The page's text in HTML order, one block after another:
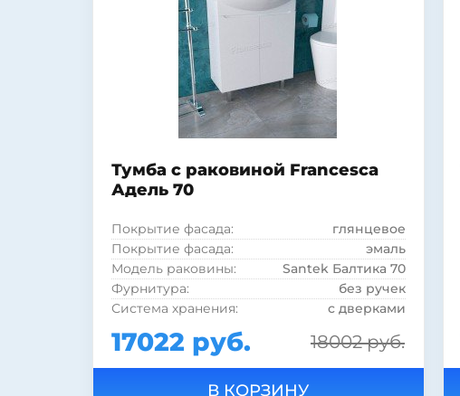
Тумба с раковиной Francesca
Адель 70
Покрытие фасада:
глянцевое
Покрытие фасада:
эмаль
Модель раковины:
Santek Балтика 70
Фурнитура:
без ручек
Система хранения:
с дверками
Страна:
Россия
Бельевая корзина:
нет
17022 руб. 18002 руб.